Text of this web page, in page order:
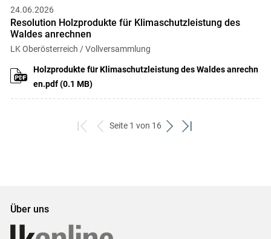
Resolution Holzprodukte für Klimaschutzleistung des
Waldes anrechnen
LK Oberösterreich / Vollversammlung
Holzprodukte für Klimaschutzleistung des Waldes anrechn
en.pdf (0.1 MB)
24.06.2026
zum
zurück
Seite 1 von 16
weiterzum
Über uns